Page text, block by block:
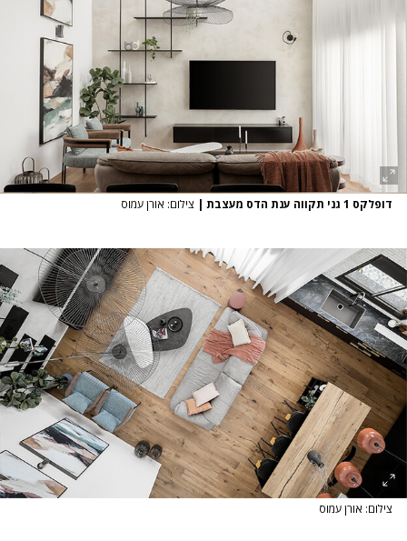
דופלקס 1 גני תקווה ענת הדס מעצבת | צילום: אורן עמוס
צילום: אורן עמוס